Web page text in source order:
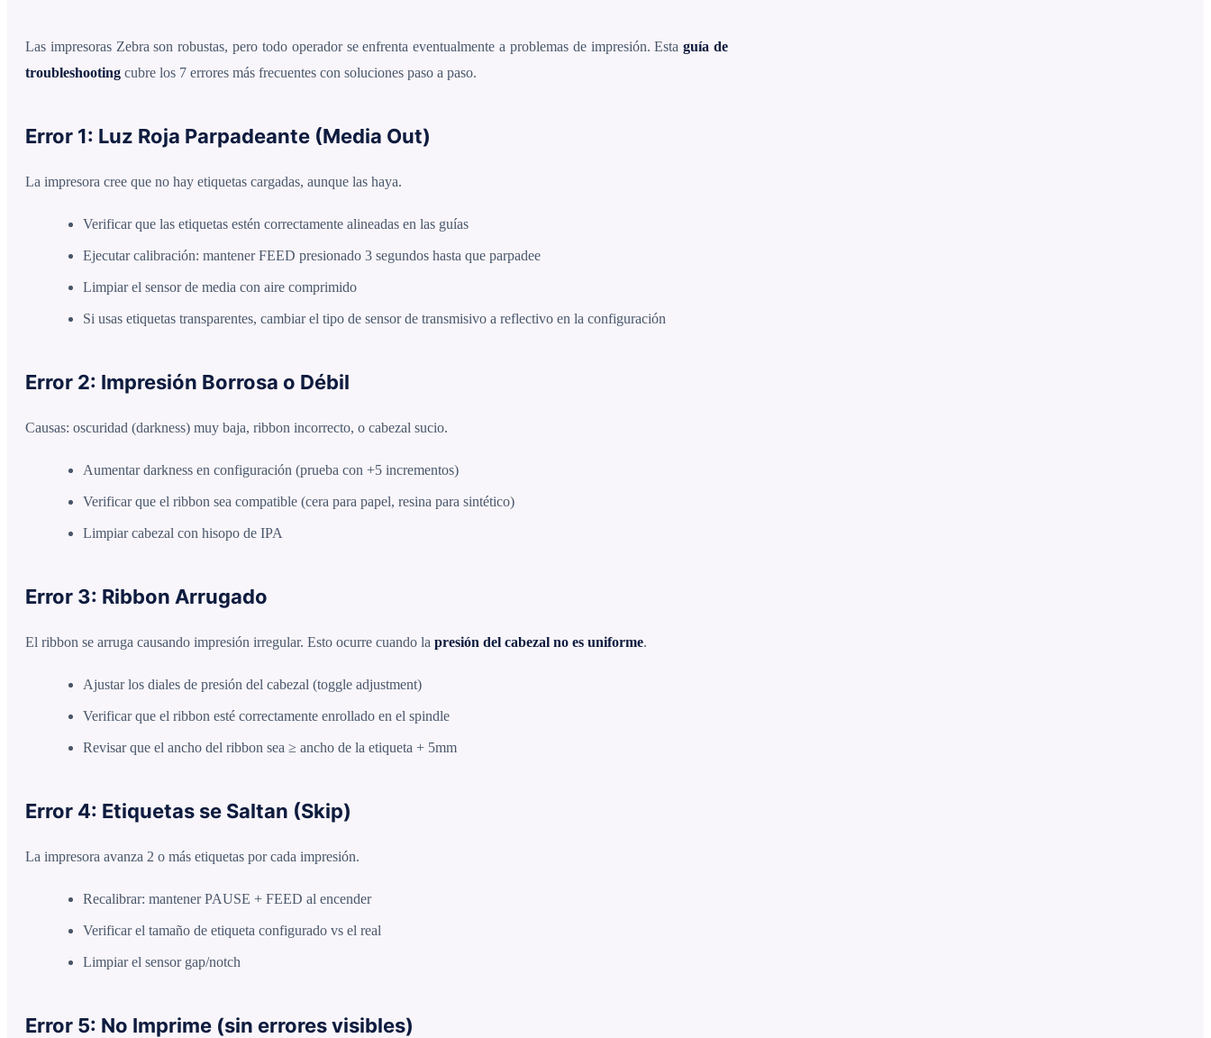
Las impresoras Zebra son robustas, pero todo operador se enfrenta eventualmente a problemas de impresión. Estaguía de
troubleshooting cubre los 7 errores más frecuentes con soluciones paso a paso.
Error 1: Luz Roja Parpadeante (Media Out)
La impresora cree que no hay etiquetas cargadas, aunque las haya.
Verificar que las etiquetas estén correctamente alineadas en las guías
Ejecutar calibración: mantener FEED presionado 3 segundos hasta que parpadee
Limpiar el sensor de media con aire comprimido
Si usas etiquetas transparentes, cambiar el tipo de sensor de transmisivo a reflectivo en la configuración
Error 2: Impresión Borrosa o Débil
Causas: oscuridad (darkness) muy baja, ribbon incorrecto, o cabezal sucio.
Aumentar darkness en configuración (prueba con +5 incrementos)
Verificar que el ribbon sea compatible (cera para papel, resina para sintético)
Limpiar cabezal con hisopo de IPA
Error 3: Ribbon Arrugado
El ribbon se arruga causando impresión irregular. Esto ocurre cuando la presión del cabezal no es uniforme.
Ajustar los diales de presión del cabezal (toggle adjustment)
Verificar que el ribbon esté correctamente enrollado en el spindle
Revisar que el ancho del ribbon sea ≥ ancho de la etiqueta + 5mm
Error 4: Etiquetas se Saltan (Skip)
La impresora avanza 2 o más etiquetas por cada impresión.
Recalibrar: mantener PAUSE + FEED al encender
Verificar el tamaño de etiqueta configurado vs el real
Limpiar el sensor gap/notch
Error 5: No Imprime (sin errores visibles)